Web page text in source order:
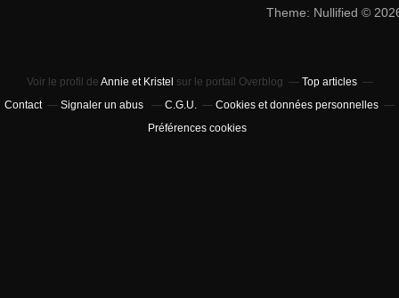
Theme: Nullified ©
Voir le profil de Annie et Kristel sur le portail Overblog
Top articles
Contact
Signaler un abus C.G.U.
Cookies et données personnelles
Préférences cookies